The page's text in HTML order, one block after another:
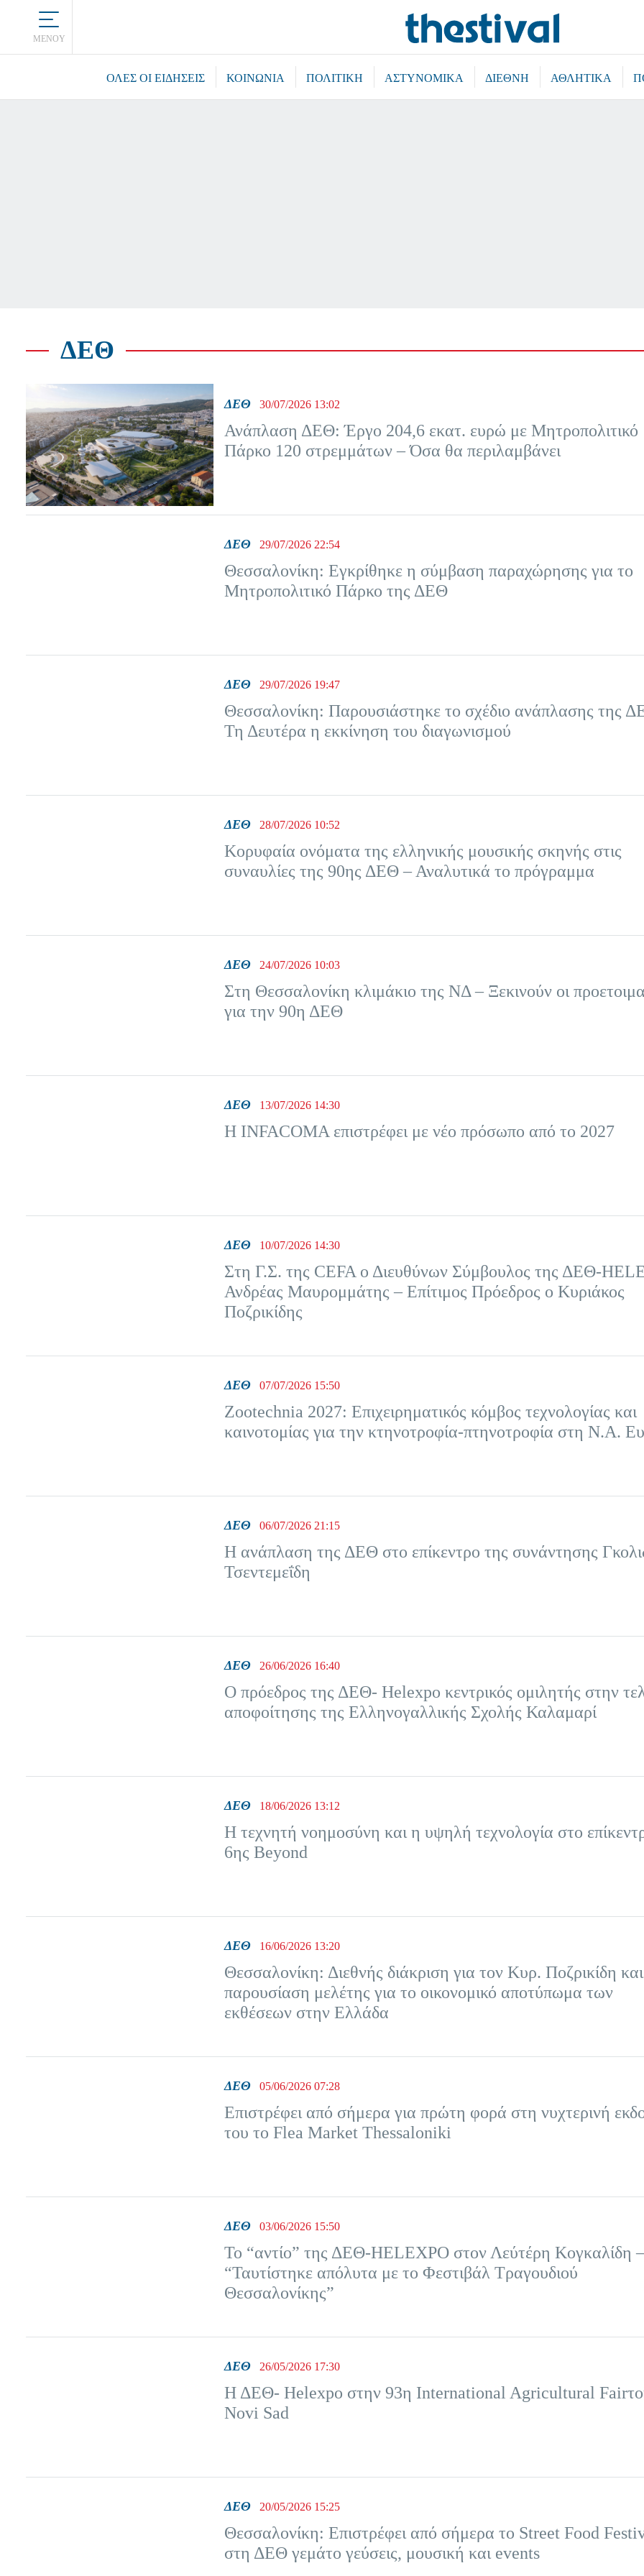
MENOY
ΌΛΕΣ ΟΙ ΕΙΔΉΣΕΙΣ ΚΟΙΝΩΝΙΑ ΠΟΛΙΤΙΚΗ ΑΣΤΥΝΟΜΙΚΑ ΔΙΕΘΝΗ ΑΘΛΗΤΙΚΑ
ΔΕΘ
ΔΕΘ 30/07/2026 13:02
Ανάπλαση ΔΕΘ: Έργο 204,6 εκατ. ευρώ με Μητροπολιτικό
Πάρκο 120 στρεμμάτων – Όσα θα περιλαμβάνει
ΔΕΘ 29/07/2026 22:54
Θεσσαλονίκη: Εγκρίθηκε η σύμβαση παραχώρησης για το
Μητροπολιτικό Πάρκο της ΔΕΘ
ΔΕΘ 29/07/2026 19:47
Θεσσαλονίκη: Παρουσιάστηκε το σχέδιο ανάπλασης της
Τη Δευτέρα η εκκίνηση του διαγωνισμού
ΔΕΘ 28/07/2026 10:52
Κορυφαία ονόματα της ελληνικής μουσικής σκηνής στις
συναυλίες της 90ης ΔΕΘ – Αναλυτικά το πρόγραμμα
ΔΕΘ 24/07/2026 10:03
Στη Θεσσαλονίκη κλιμάκιο της ΝΔ – Ξεκινούν οι
για την 90η ΔΕΘ
ΔΕΘ 13/07/2026 14:30
Η INFACOMA επιστρέφει με νέο πρόσωπο από το 2027
ΔΕΘ 10/07/2026 14:30
Στη Γ.Σ. της CEFA ο Διευθύνων Σύμβουλος της ΔΕΘ-
Ανδρέας Μαυρομμάτης – Επίτιμος Πρόεδρος ο Κυριάκος
Ποζρικίδης
ΔΕΘ 07/07/2026 15:50
Zootechnia 2027: Επιχειρηματικός κόμβος τεχνολογίας και
καινοτομίας για την κτηνοτροφία-πτηνοτροφία στη Ν.Α.
ΔΕΘ 06/07/2026 21:15
Η ανάπλαση της ΔΕΘ στο επίκεντρο της συνάντησης
Τσεντεμεΐδη
ΔΕΘ 26/06/2026 16:40
Ο πρόεδρος της ΔΕΘ- Helexpo κεντρικός ομιλητής στην
αποφοίτησης της Ελληνογαλλικής Σχολής Καλαμαρί
ΔΕΘ 18/06/2026 13:12
Η τεχνητή νοημοσύνη και η υψηλή τεχνολογία στο
6ης Beyond
ΔΕΘ 16/06/2026 13:20
Θεσσαλονίκη: Διεθνής διάκριση για τον Κυρ. Ποζρικίδη και
παρουσίαση μελέτης για το οικονομικό αποτύπωμα των
εκθέσεων στην Ελλάδα
ΔΕΘ 05/06/2026 07:28
Επιστρέφει από σήμερα για πρώτη φορά στη νυχτερινή
του το Flea Market Thessaloniki
ΔΕΘ 03/06/2026 15:50
Το “αντίο” της ΔΕΘ-HELEXPO στον Λεύτέρη Κογκαλίδη –
“Ταυτίστηκε απόλυτα με το Φεστιβάλ Τραγουδιού
Θεσσαλονίκης”
ΔΕΘ 26/05/2026 17:30
Η ΔΕΘ- Helexpo στην 93η International Agricultural
Novi Sad
ΔΕΘ 20/05/2026 15:25
Θεσσαλονίκη: Επιστρέφει από σήμερα το Street Food
στη ΔΕΘ γεμάτο γεύσεις, μουσική και events